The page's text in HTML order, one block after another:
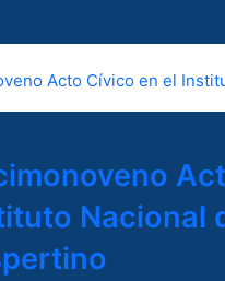
Nacional